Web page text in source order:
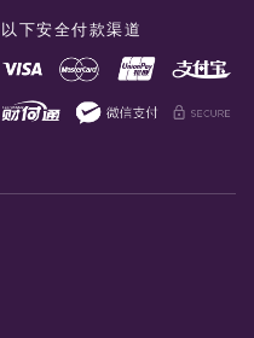
以下安全付款渠道